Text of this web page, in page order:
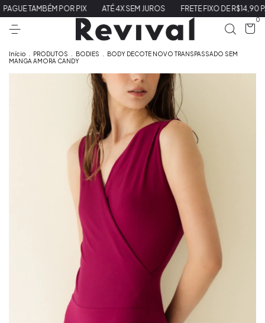
POR PIX ATÉ 4X SEM JUROS FRETE FIXO DE R$14,90 PARA SUL
0
Início PRODUTOS BODIES
BODY DECOTE NOVO TRANSPASSADO SEM
MANGA AMORA CANDY